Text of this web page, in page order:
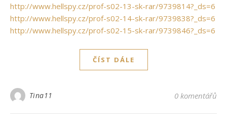
http://www.hellspy.cz/prof-s02-13-sk-rar/9739814?_ds=6
http://www.hellspy.cz/prof-s02-14-sk-rar/9739838?_ds=6
http://www.hellspy.cz/prof-s02-15-sk-rar/9739846?_ds=6
ČÍST DÁLE
Tina11 0 komentářů